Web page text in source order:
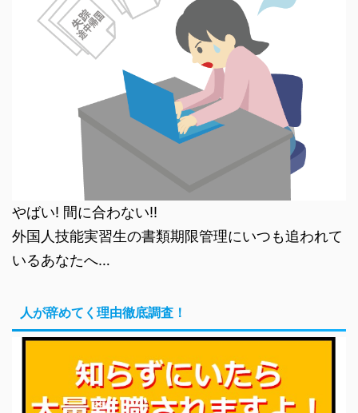
やばい! 間に合わない!!
外国人技能実習生の書類期限管理にいつも追われて
いるあなたへ…
人が辞めてく理由徹底調査！